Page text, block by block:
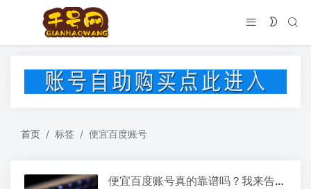
首页 标签 便宜百度账号
便宜百度账号真的靠谱吗？我来告诉你我的低价出售秘诀